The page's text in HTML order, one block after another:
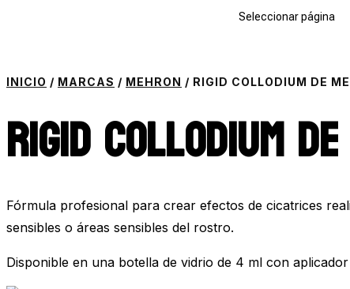
Seleccionar página
INICIO / MARCAS / MEHRON / RIGID COLLODIUM DE
Rigid Collodium
Fórmula profesional para crear efectos de cicatrices
sensibles o áreas sensibles del rostro.
Disponible en una botella de vidrio de 4 ml con